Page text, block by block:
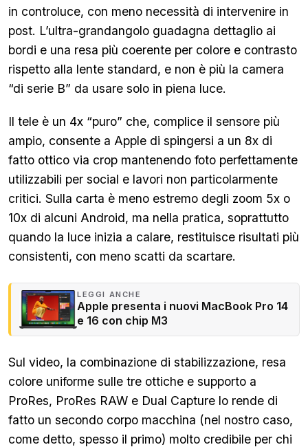
in controluce, con meno necessità di intervenire in
post. L’ultra-grandangolo guadagna dettaglio ai
bordi e una resa più coerente per colore e contrasto
rispetto alla lente standard, e non è più la camera
“di serie B” da usare solo in piena luce.
Il tele è un 4x “puro” che, complice il sensore più
ampio, consente a Apple di spingersi a un 8x di
fatto ottico via crop mantenendo foto perfettamente
utilizzabili per social e lavori non particolarmente
critici. Sulla carta è meno estremo degli zoom 5x o
10x di alcuni Android, ma nella pratica, soprattutto
quando la luce inizia a calare, restituisce risultati più
consistenti, con meno scatti da scartare.
LEGGI ANCHE
Apple presenta i nuovi MacBook Pro 14
e 16 con chip M3
Sul video, la combinazione di stabilizzazione, resa
colore uniforme sulle tre ottiche e supporto a
ProRes, ProRes RAW e Dual Capture lo rende di
fatto un secondo corpo macchina (nel nostro caso,
come detto, spesso il primo) molto credibile per chi